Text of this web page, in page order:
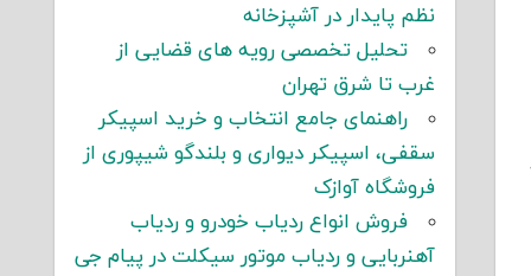
نظم پایدار در آشپزخانه
تحلیل تخصصی رویه های قضایی از
غرب تا شرق تهران
راهنمای جامع انتخاب و خرید اسپیکر
سقفی، اسپیکر دیواری و بلندگو شیپوری از
فروشگاه آوازک
فروش انواع ردیاب خودرو و ردیاب
آهنربایی و ردیاب موتور سیکلت در پیام جی